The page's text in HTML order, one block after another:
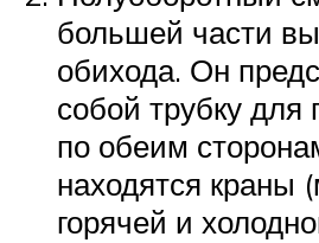
большей части
обихода. Он
собой трубку для
по обеим
находятся краны
горячей и